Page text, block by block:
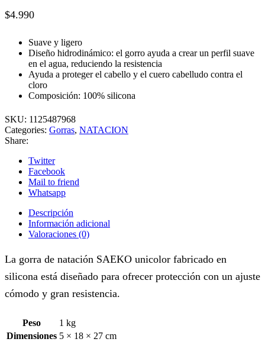
$4.990
Suave y ligero
Diseño hidrodinámico: el gorro ayuda a crear un perfil suave
en el agua, reduciendo la resistencia
Ayuda a proteger el cabello y el cuero cabelludo contra el
cloro
Composición: 100% silicona
SKU: 1125487968
Categories: Gorras, NATACION
Share:
Twitter
Facebook
Mail to friend
Whatsapp
Descripción
Información adicional
Valoraciones (0)
La gorra de natación SAEKO unicolor fabricado en
silicona está diseñado para ofrecer protección con un ajuste
cómodo y gran resistencia.
Peso
1 kg
Dimensiones 5 × 18 × 27 cm